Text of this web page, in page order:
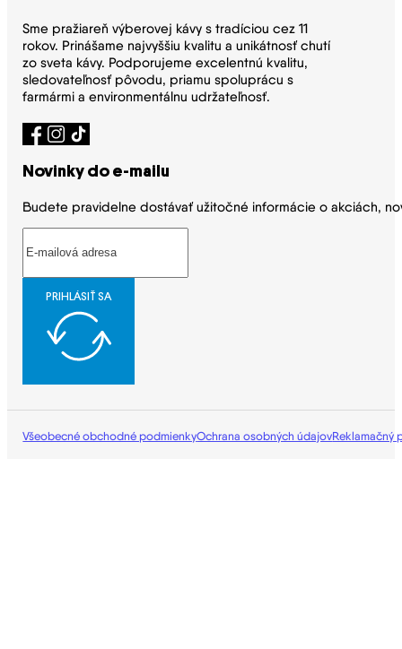
Sme pražiareň výberovej kávy s tradíciou cez 11
rokov. Prinášame najvyššiu kvalitu a unikátnosť chutí
zo sveta kávy. Podporujeme excelentnú kvalitu,
sledovateľnosť pôvodu, priamu spoluprácu s
farmármi a environmentálnu udržateľnosť.
Novinky do e-mailu
Budete pravidelne dostávať užitočné informácie o akciách,
PRIHLÁSIŤ SA
Všeobecné obchodné podmienkyOchrana osobných údajovReklamačný